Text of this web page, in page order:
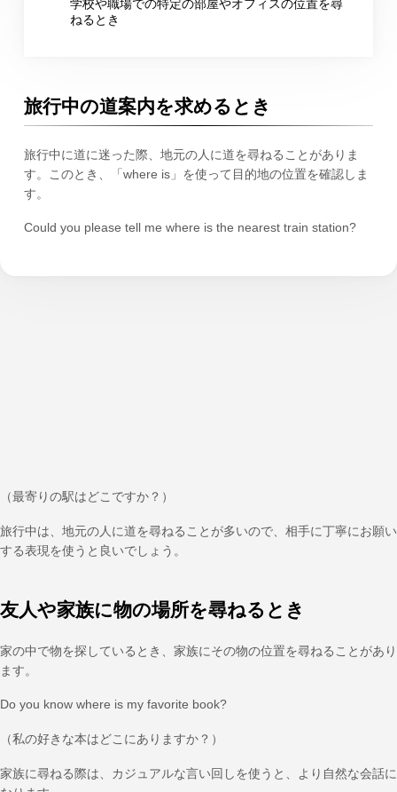
学校や職場での特定の部屋やオフィスの位置を尋
ねるとき
旅行中の道案内を求めるとき
旅行中に道に迷った際、地元の人に道を尋ねることがありま
す。このとき、「where is」を使って目的地の位置を確認しま
す。
Could you please tell me where is the nearest train station?
（最寄りの駅はどこですか？）
旅行中は、地元の人に道を尋ねることが多いので、相手に丁寧にお願い
する表現を使うと良いでしょう。
友人や家族に物の場所を尋ねるとき
家の中で物を探しているとき、家族にその物の位置を尋ねることがあり
ます。
Do you know where is my favorite book?
（私の好きな本はどこにありますか？）
家族に尋ねる際は、カジュアルな言い回しを使うと、より自然な会話に